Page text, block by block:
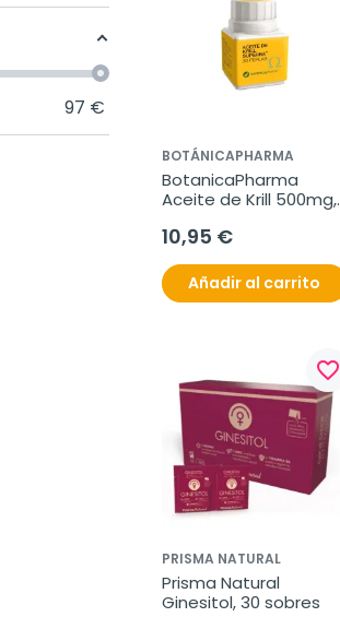
97 €
BOTÁNICAPHARMA
BotanicaPharma
Aceite de Krill 500mg,
10,95 €
Añadir al carrito
favorite_border
PRISMA NATURAL
Prisma Natural
Ginesitol, 30 sobres